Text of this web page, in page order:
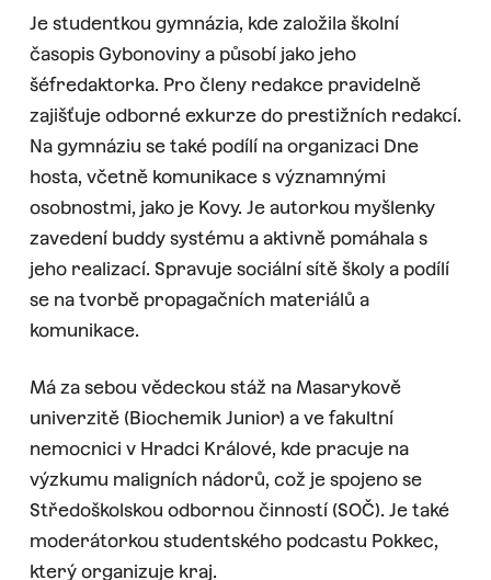
Je studentkou gymnázia, kde založila školní
časopis Gybonoviny a působí jako jeho
šéfredaktorka. Pro členy redakce pravidelně
zajišťuje odborné exkurze do prestižních redakcí.
Na gymnáziu se také podílí na organizaci Dne
hosta, včetně komunikace s významnými
osobnostmi, jako je Kovy. Je autorkou myšlenky
zavedení buddy systému a aktivně pomáhala s
jeho realizací. Spravuje sociální sítě školy a podílí
se na tvorbě propagačních materiálů a
komunikace.
Má za sebou vědeckou stáž na Masarykově
univerzitě (Biochemik Junior) a ve fakultní
nemocnici v Hradci Králové, kde pracuje na
výzkumu maligních nádorů, což je spojeno se
Středoškolskou odbornou činností (SOČ). Je také
moderátorkou studentského podcastu Pokkec,
který organizuje kraj.